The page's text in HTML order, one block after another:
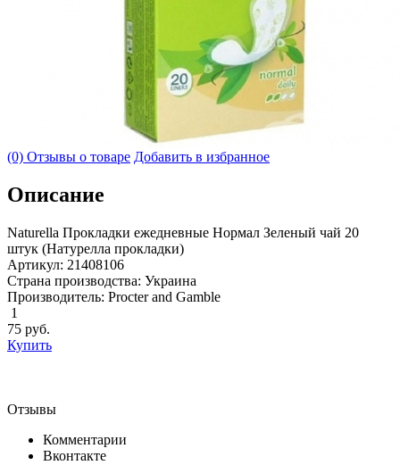
(0) Отзывы о товаре Добавить в избранное
Описание
Naturella Прокладки ежедневные Нормал Зеленый чай 20
штук (Натурелла прокладки)
Артикул: 21408106
Страна производства: Украина
Производитель: Procter and Gamble
1
75 руб.
Купить
Отзывы
Комментарии
Вконтакте